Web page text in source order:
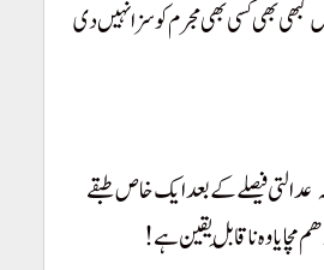
کبھی بھی کسی بھی مجرم کو سزا نہیں دی
عدالتی فیصلے کے بعد ایک خاص طبقے
مچایا وہ ناقابلِ یقین ہے!